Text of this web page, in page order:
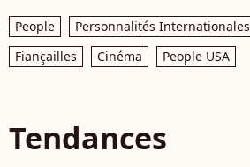
People Personnalités Internationales
Fiançailles
Cinéma People USA
Tendances